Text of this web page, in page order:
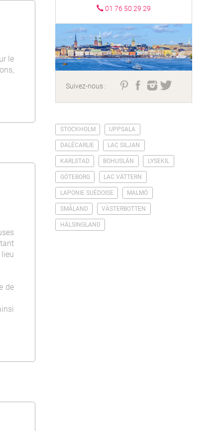
le
de
01 76 50 29 29
Suivez-nous :
STOCKHOLM UPPSALA
DALÉCARLIE LAC SILJAN
KARLSTAD BOHUSLÄN LYSEKIL
GÖTEBORG LAC VÄTTERN
LAPONIE SUÉDOISE MALMÖ
SMÅLAND VÄSTERBOTTEN
HÄLSINGLAND